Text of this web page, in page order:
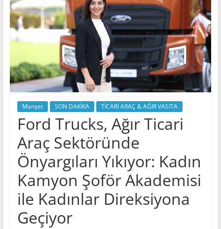
Manşet SON DAKİKA TİCARİ ARAÇ & AĞIR VASITA
Ford Trucks, Ağır Ticari
Araç Sektöründe
Önyargıları Yıkıyor: Kadın
Kamyon Şoför Akademisi
ile Kadınlar Direksiyona
Geçiyor